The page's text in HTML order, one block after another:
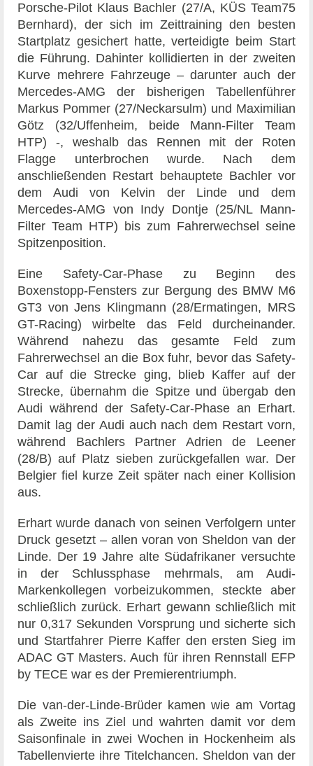
Porsche-Pilot Klaus Bachler (27/A, KÜS Team75
Bernhard), der sich im Zeittraining den besten
Startplatz gesichert hatte, verteidigte beim Start
die Führung. Dahinter kollidierten in der zweiten
Kurve mehrere Fahrzeuge – darunter auch der
Mercedes-AMG der bisherigen Tabellenführer
Markus Pommer (27/Neckarsulm) und Maximilian
Götz (32/Uffenheim, beide Mann-Filter Team
HTP) -, weshalb das Rennen mit der Roten
Flagge unterbrochen wurde. Nach dem
anschließenden Restart behauptete Bachler vor
dem Audi von Kelvin der Linde und dem
Mercedes-AMG von Indy Dontje (25/NL Mann-
Filter Team HTP) bis zum Fahrerwechsel seine
Spitzenposition.
Eine Safety-Car-Phase zu Beginn des
Boxenstopp-Fensters zur Bergung des BMW M6
GT3 von Jens Klingmann (28/Ermatingen, MRS
GT-Racing) wirbelte das Feld durcheinander.
Während nahezu das gesamte Feld zum
Fahrerwechsel an die Box fuhr, bevor das Safety-
Car auf die Strecke ging, blieb Kaffer auf der
Strecke, übernahm die Spitze und übergab den
Audi während der Safety-Car-Phase an Erhart.
Damit lag der Audi auch nach dem Restart vorn,
während Bachlers Partner Adrien de Leener
(28/B) auf Platz sieben zurückgefallen war. Der
Belgier fiel kurze Zeit später nach einer Kollision
aus.
Erhart wurde danach von seinen Verfolgern unter
Druck gesetzt – allen voran von Sheldon van der
Linde. Der 19 Jahre alte Südafrikaner versuchte
in der Schlussphase mehrmals, am Audi-
Markenkollegen vorbeizukommen, steckte aber
schließlich zurück. Erhart gewann schließlich mit
nur 0,317 Sekunden Vorsprung und sicherte sich
und Startfahrer Pierre Kaffer den ersten Sieg im
ADAC GT Masters. Auch für ihren Rennstall EFP
by TECE war es der Premierentriumph.
Die van-der-Linde-Brüder kamen wie am Vortag
als Zweite ins Ziel und wahrten damit vor dem
Saisonfinale in zwei Wochen in Hockenheim als
Tabellenvierte ihre Titelchancen. Sheldon van der